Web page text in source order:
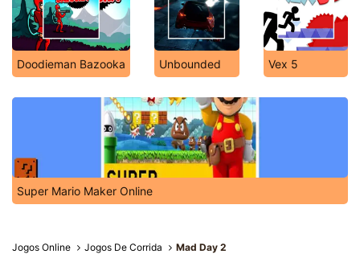
Doodieman Bazooka Unbounded Vex 5
Super Mario Maker Online
Jogos Online Jogos De Corrida Mad Day 2